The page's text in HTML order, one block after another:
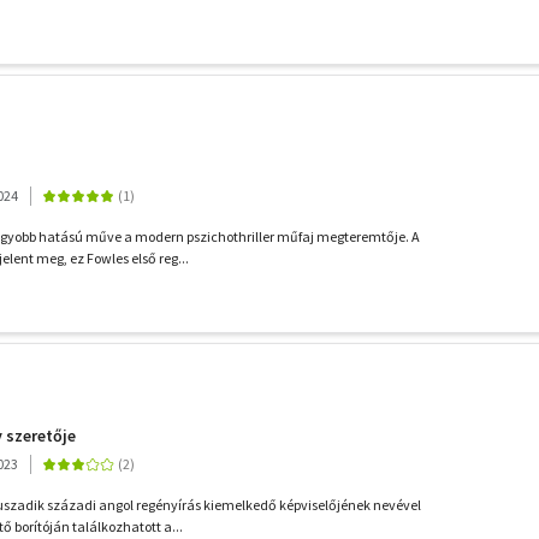
hatású műve a modern pszichothriller műfaj megteremtője. A
meg, ez Fowles első reg...
szeretője
századi angol regényírás kiemelkedő képviselőjének nevével
borítóján találkozhatott a...